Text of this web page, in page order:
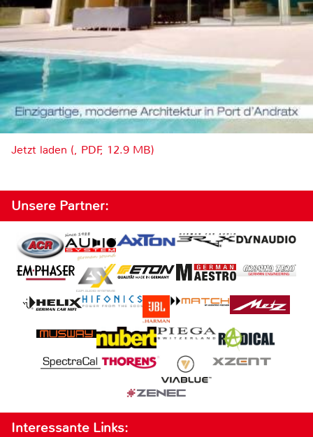
Jetzt laden (, PDF, 12.9 MB)
Unsere Partner:
Interessante Links: